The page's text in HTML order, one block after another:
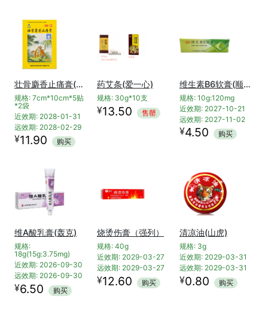
壮骨麝香止痛膏(羚锐)-透气型
规格: 7cm*10cm*5贴
*2袋
近效期: 2028-01-31
远效期: 2028-02-29
¥11.90 购买
药艾条(爱一心)
规格: 30g*10支
¥13.50 售罄
维生素B6软膏(顺峰)
规格: 10g:120mg
近效期: 2027-10-21
远效期: 2027-11-02
¥4.50 购买
维A酸乳膏(轰克)
规格:
18g(15g:3.75mg)
近效期: 2026-09-30
远效期: 2026-09-30
¥6.50 购买
烧烫伤膏（强列）
规格: 40g
近效期: 2029-03-27
远效期: 2029-03-27
¥12.60 购买
清凉油(山虎)
规格: 3g
近效期: 2029-03-31
远效期: 2029-03-31
¥0.80 购买